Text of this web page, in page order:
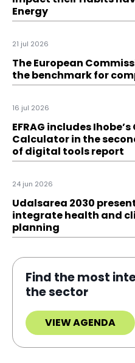
Energy
21 jul 2026
The European
the benchmark for
16 jul 2026
EFRAG includes
Calculator in the
of digital tools report
24 jun 2026
Udalsarea 2030
integrate health and
planning
Find the most
the sector
VIEW AGENDA